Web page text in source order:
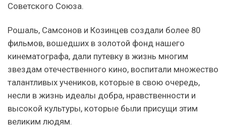
Советского Союза.
Рошаль, Самсонов и Козинцев создали более 80
фильмов, вошедших в золотой фонд нашего
кинематографа, дали путевку в жизнь многим
звездам отечественного кино, воспитали множество
талантливых учеников, которые в свою очередь,
несли в жизнь идеалы добра, нравственности и
высокой культуры, которые были присущи этим
великим людям.